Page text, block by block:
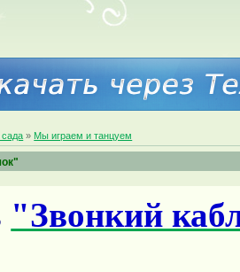
сада » Мы играем и танцуем
"Звонкий